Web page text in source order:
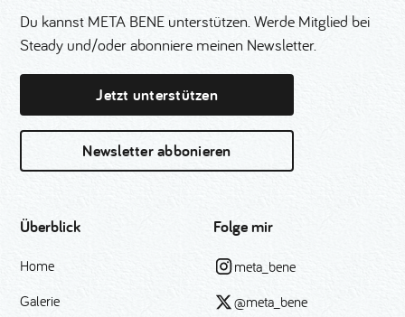
Du kannst META BENE unterstützen. Werde Mitglied bei
Steady und/oder abonniere meinen Newsletter.
Jetzt unterstützen
Newsletter abbonieren
Überblick
Home
Galerie
Folge mir
meta_bene
@meta_bene